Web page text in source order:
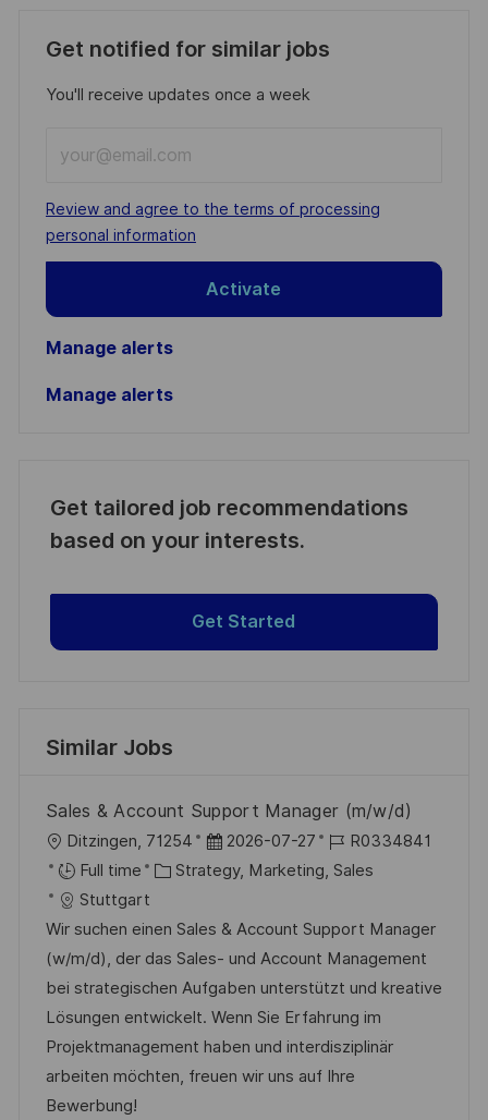
Get notified for similar jobs
You'll receive updates once a week
Email
address
(Required)
Required
Review and agree to the terms of processing
personal information
Activate
Manage alerts
Manage alerts
Get tailored job recommendations
based on your interests.
Get Started
Similar Jobs
Sales & Account Support Manager (m/w/d)
L
o
c
a
t
i
o
n
Ditzingen, 71254
P
o
t
e
d
D
a
t
2026-07-27
J
o
I
d
R0334841
Full time
C
t
e
g
o
r
y
Strategy, Marketing, Sales
Stuttgart
Wir suchen einen Sales & Account Support Manager
(w/m/d), der das Sales- und Account Management
bei strategischen Aufgaben unterstützt und kreative
Lösungen entwickelt. Wenn Sie Erfahrung im
Projektmanagement haben und interdisziplinär
arbeiten möchten, freuen wir uns auf Ihre
Bewerbung!